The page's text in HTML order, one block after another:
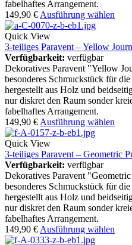
fabelhaftes Arrangement.
149,90 € Ausführung wählen
Quick View
3-teiliges Paravent – Yellow
Verfügbarkeit: verfügbar
Dekoratives Paravent "Yellow
besonderes Schmuckstück für
hergestellt aus Holz und
nur diskret den Raum sonder
fabelhaftes Arrangement.
149,90 € Ausführung wählen
Quick View
3-teiliges Paravent – Geometric
Verfügbarkeit: verfügbar
Dekoratives Paravent
besonderes Schmuckstück für
hergestellt aus Holz und
nur diskret den Raum sonder
fabelhaftes Arrangement.
149,90 € Ausführung wählen